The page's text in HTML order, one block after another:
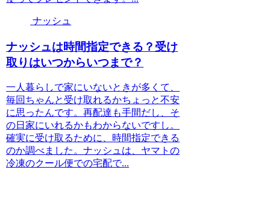
ナッシュ
ナッシュは時間指定できる？受け
取りはいつからいつまで？
一人暮らしで家にいないときが多くて、
毎回ちゃんと受け取れるかちょっと不安
に思ったんです。再配達も手間だし、そ
の日家にいれるかもわからないですし。
確実に受け取るために、時間指定できる
のか調べました。ナッシュは、ヤマトの
冷凍のクール便での宅配で...